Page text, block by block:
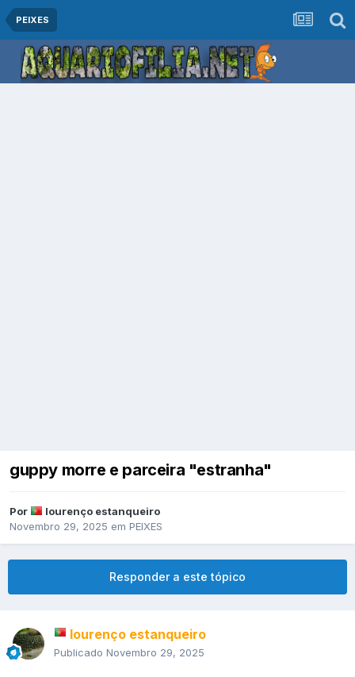
PEIXES
guppy morre e parceira "estranha"
Por
lourenço estanqueiro
Novembro 29, 2025 em PEIXES
Responder a este tópico
lourenço estanqueiro
Publicado Novembro 29, 2025